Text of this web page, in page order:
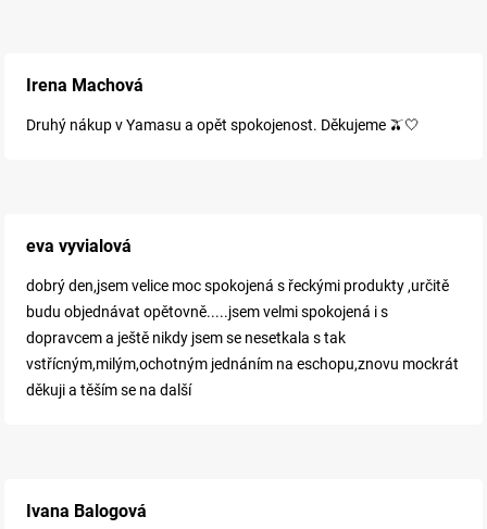
Irena Machová
Druhý nákup v Yamasu a opět spokojenost. Děkujeme 🫒🤍
eva vyvialová
dobrý den,jsem velice moc spokojená s řeckými produkty ,určitě
budu objednávat opětovně.....jsem velmi spokojená i s
dopravcem a ještě nikdy jsem se nesetkala s tak
vstřícným,milým,ochotným jednáním na eschopu,znovu mockrát
děkuji a těším se na další
Ivana Balogová